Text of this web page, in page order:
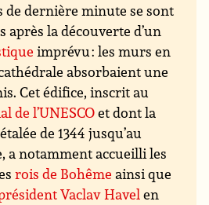
de dernière minute se sont
après la découverte d’un
imprévu : les murs en
absorbaient une
Cet édifice, inscrit au
de l’UNESCOet dont la
de 1344 jusqu’au
a notamment accueilli les
rois de Bohême ainsi que
Vaclav Havelen